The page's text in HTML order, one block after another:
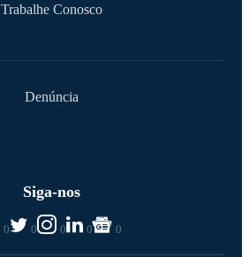
Trabalhe Conosco
Denúncia
Siga-nos
0 0 0 0 0